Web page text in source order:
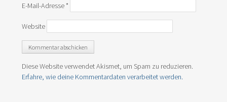
E-Mail-Adresse*
Website
Diese Website verwendet Akismet, um Spam zu reduzieren.
Erfahre, wie deine Kommentardaten verarbeitet werden.